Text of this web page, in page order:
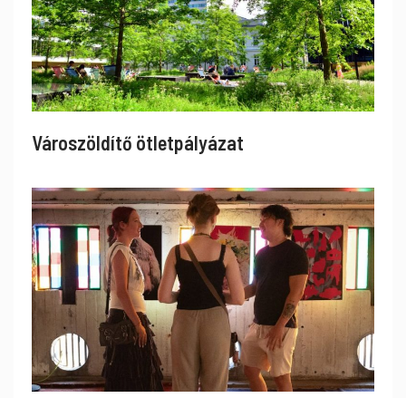
Városzöldítő ötletpályázat